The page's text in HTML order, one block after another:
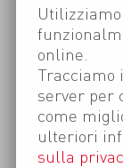
online.
server per
come
ulteriori
sulla